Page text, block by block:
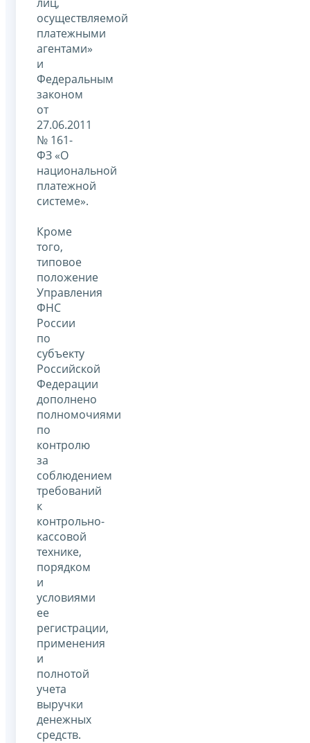
осуществляемой
платежными
агентами»
и
Федеральным
законом
от
27.06.2011
№ 161-
ФЗ «О
национальной
платежной
системе».
Кроме
того,
типовое
положение
Управления
ФНС
России
по
субъекту
Российской
Федерации
дополнено
полномочиями
по
контролю
за
соблюдением
требований
к
контрольно-
кассовой
технике,
порядком
и
условиями
ее
регистрации,
применения
и
полнотой
учета
выручки
денежных
средств.